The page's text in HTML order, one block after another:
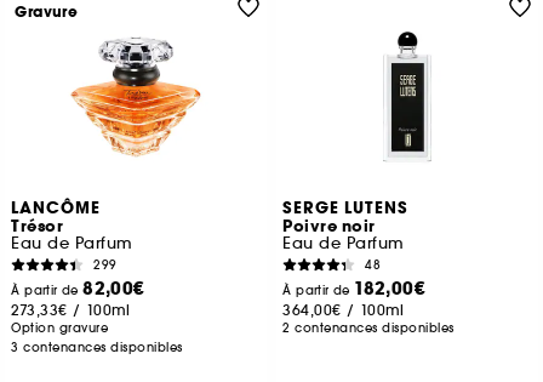
LANCÔME
Trésor
Eau de Parfum
299
À partir de82,00€
273,33€ / 100ml
Option gravure
3 contenances disponibles
Gravure
SERGE LUTENS
Poivre noir
Eau de Parfum
48
À partir de 182,00€
364,00€ / 100ml
2 contenances disponibles